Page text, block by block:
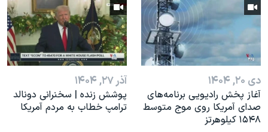
نرگس محمدی برنده جایزه نوبل صلح
همایش محافظه‌کاران آمریکا «سی‌پک»
صفحه‌های ویژه
سفر پرزیدنت ترامپ به چین دی ۲۰, ۱۴۰۴
آغاز پخش رادیویی برنامه‌های
صدای آمریکا روی موج متوسط
۱۵۴۸ کیلوهرتز
آذر ۲۷, ۱۴۰۴
پوشش زنده | سخنرانی دونالد
ترامپ خطاب به مردم آمریکا